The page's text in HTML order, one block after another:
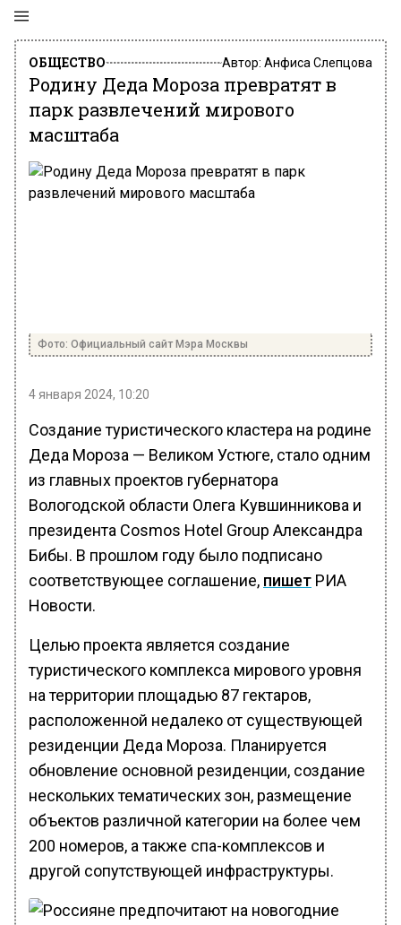
ОБЩЕСТВО Автор: Анфиса Слепцова
Родину Деда Мороза превратят в
парк развлечений мирового
масштаба
Фото: Официальный сайт Мэра Москвы
4 января 2024, 10:20
Создание туристического кластера на родине
Деда Мороза — Великом Устюге, стало одним
из главных проектов губернатора
Вологодской области Олега Кувшинникова и
президента Cosmos Hotel Group Александра
Бибы. В прошлом году было подписано
соответствующее соглашение, пишет РИА
Новости.
Целью проекта является создание
туристического комплекса мирового уровня
на территории площадью 87 гектаров,
расположенной недалеко от существующей
резиденции Деда Мороза. Планируется
обновление основной резиденции, создание
нескольких тематических зон, размещение
объектов различной категории на более чем
200 номеров, а также спа-комплексов и
другой сопутствующей инфраструктуры.